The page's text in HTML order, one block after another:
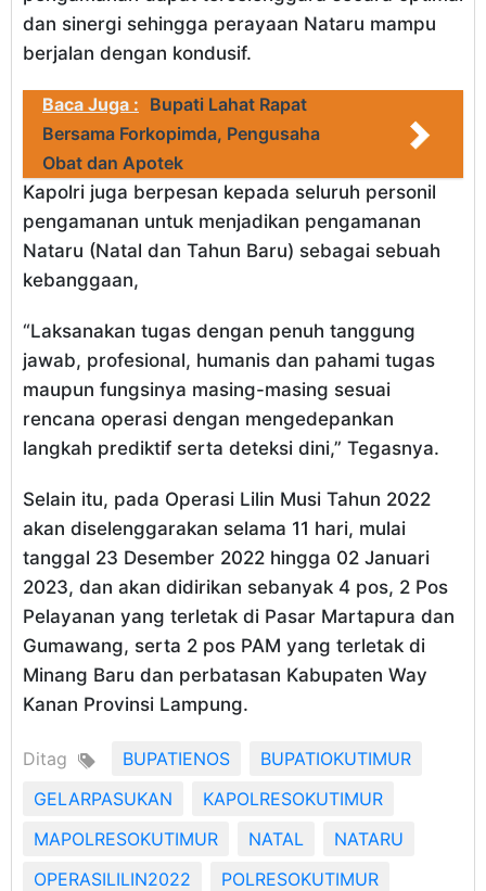
dan sinergi sehingga perayaan Nataru mampu
berjalan dengan kondusif.
Baca Juga : Bupati Lahat Rapat
Bersama Forkopimda, Pengusaha
Obat dan Apotek
Kapolri juga berpesan kepada seluruh personil
pengamanan untuk menjadikan pengamanan
Nataru (Natal dan Tahun Baru) sebagai sebuah
kebanggaan,
“Laksanakan tugas dengan penuh tanggung
jawab, profesional, humanis dan pahami tugas
maupun fungsinya masing-masing sesuai
rencana operasi dengan mengedepankan
langkah prediktif serta deteksi dini,” Tegasnya.
Selain itu, pada Operasi Lilin Musi Tahun 2022
akan diselenggarakan selama 11 hari, mulai
tanggal 23 Desember 2022 hingga 02 Januari
2023, dan akan didirikan sebanyak 4 pos, 2 Pos
Pelayanan yang terletak di Pasar Martapura dan
Gumawang, serta 2 pos PAM yang terletak di
Minang Baru dan perbatasan Kabupaten Way
Kanan Provinsi Lampung.
Ditag BUPATIENOS
BUPATIOKUTIMUR
GELARPASUKAN
KAPOLRESOKUTIMUR
MAPOLRESOKUTIMUR
NATAL
NATARU
OPERASILILIN2022
POLRESOKUTIMUR